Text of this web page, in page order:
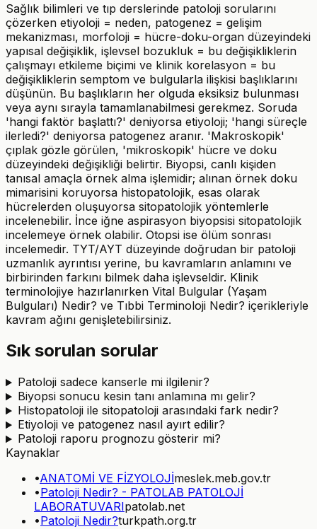
Sağlık bilimleri ve tıp derslerinde patoloji sorularını
çözerken etiyoloji = neden, patogenez = gelişim
mekanizması, morfoloji = hücre-doku-organ düzeyindeki
yapısal değişiklik, işlevsel bozukluk = bu değişikliklerin
çalışmayı etkileme biçimi ve klinik korelasyon = bu
değişikliklerin semptom ve bulgularla ilişkisi başlıklarını
düşünün. Bu başlıkların her olguda eksiksiz bulunması
veya aynı sırayla tamamlanabilmesi gerekmez. Soruda
'hangi faktör başlattı?' deniyorsa etiyoloji; 'hangi süreçle
ilerledi?' deniyorsa patogenez aranır. 'Makroskopik'
çıplak gözle görülen, 'mikroskopik' hücre ve doku
düzeyindeki değişikliği belirtir. Biyopsi, canlı kişiden
tanısal amaçla örnek alma işlemidir; alınan örnek doku
mimarisini koruyorsa histopatolojik, esas olarak
hücrelerden oluşuyorsa sitopatolojik yöntemlerle
incelenebilir. İnce iğne aspirasyon biyopsisi sitopatolojik
incelemeye örnek olabilir. Otopsi ise ölüm sonrası
incelemedir. TYT/AYT düzeyinde doğrudan bir patoloji
uzmanlık ayrıntısı yerine, bu kavramların anlamını ve
birbirinden farkını bilmek daha işlevseldir. Klinik
terminolojiye hazırlanırken Vital Bulgular (Yaşam
Bulguları) Nedir? ve Tıbbi Terminoloji Nedir? içerikleriyle
kavram ağını genişletebilirsiniz.
Sık sorulan sorular
Patoloji sadece kanserle mi ilgilenir?
Biyopsi sonucu kesin tanı anlamına mı gelir?
Histopatoloji ile sitopatoloji arasındaki fark nedir?
Etiyoloji ve patogenez nasıl ayırt edilir?
Patoloji raporu prognozu gösterir mi?
Kaynaklar
•ANATOMİ VE FİZYOLOJİmeslek.meb.gov.tr
•Patoloji Nedir? - PATOLAB PATOLOJİ
LABORATUVARIpatolab.net
•Patoloji Nedir?turkpath.org.tr